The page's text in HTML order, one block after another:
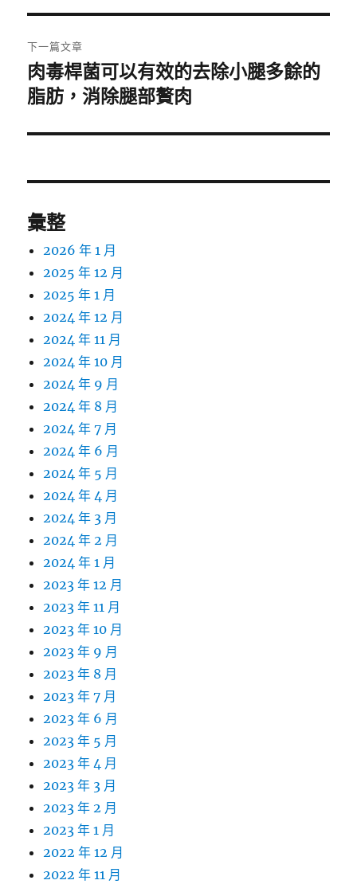
覽
文
章:
下一篇文章
下
一
文
肉毒桿菌可以有效的去除小腿多餘的
脂肪，消除腿部贅肉
彙整
2026 年 1 月
2025 年 12 月
2025 年 1 月
2024 年 12 月
2024 年 11 月
2024 年 10 月
2024 年 9 月
2024 年 8 月
2024 年 7 月
2024 年 6 月
2024 年 5 月
2024 年 4 月
2024 年 3 月
2024 年 2 月
2024 年 1 月
2023 年 12 月
2023 年 11 月
2023 年 10 月
2023 年 9 月
2023 年 8 月
2023 年 7 月
2023 年 6 月
2023 年 5 月
2023 年 4 月
2023 年 3 月
2023 年 2 月
2023 年 1 月
2022 年 12 月
2022 年 11 月